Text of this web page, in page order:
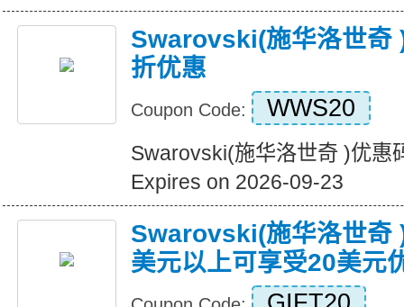
Swarovski(施华洛世奇
折优惠
Coupon Code: WWS20
Swarovski(施华洛世奇 )优惠
Expires on 2026-09-23
Swarovski(施华洛世奇
美元以上可享受20美元